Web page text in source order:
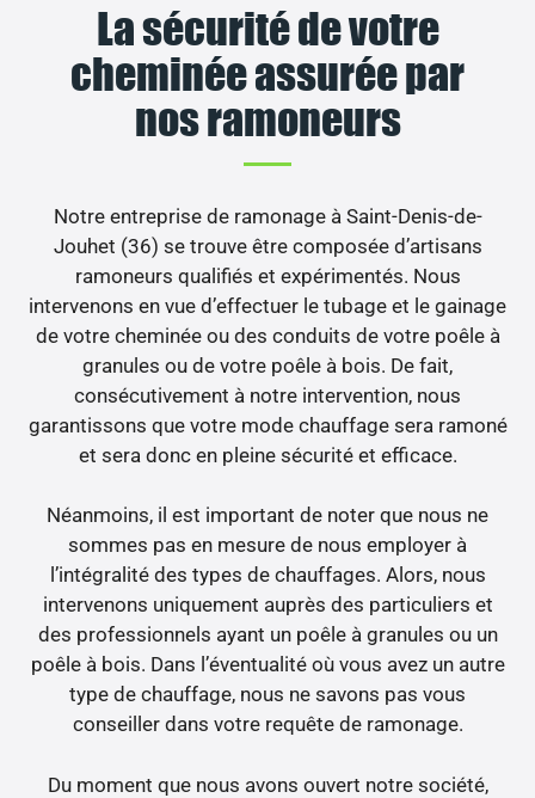
La sécurité de votre
cheminée assurée par
nos ramoneurs
Notre entreprise de ramonage à Saint-Denis-de-
Jouhet (36) se trouve être composée d’artisans
ramoneurs qualifiés et expérimentés. Nous
intervenons en vue d’effectuer le tubage et le gainage
de votre cheminée ou des conduits de votre poêle à
granules ou de votre poêle à bois. De fait,
consécutivement à notre intervention, nous
garantissons que votre mode chauffage sera ramoné
et sera donc en pleine sécurité et efficace.
Néanmoins, il est important de noter que nous ne
sommes pas en mesure de nous employer à
l’intégralité des types de chauffages. Alors, nous
intervenons uniquement auprès des particuliers et
des professionnels ayant un poêle à granules ou un
poêle à bois. Dans l’éventualité où vous avez un autre
type de chauffage, nous ne savons pas vous
conseiller dans votre requête de ramonage.
Du moment que nous avons ouvert notre société,